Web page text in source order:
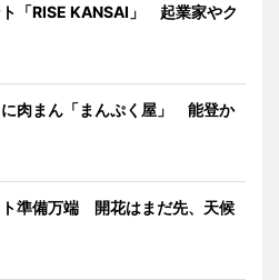
「RISE KANSAI」 起業家やク
肉まん「まんぷく屋」 能登か
準備万端 開花はまだ先、天候